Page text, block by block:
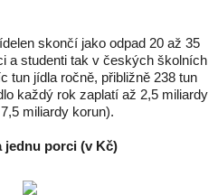
skončí jako odpad 20 až 35
a studenti tak v českých školních
tun jídla ročně, přibližně 238 tun
každý rok zaplatí až 2,5 miliardy
miliardy korun).
jednu porci (v Kč)